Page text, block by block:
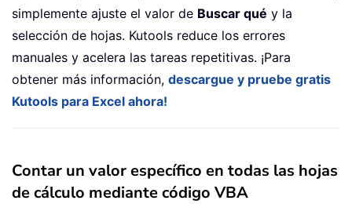
simplemente ajuste el valor de Buscar qué y la
selección de hojas. Kutools reduce los errores
manuales y acelera las tareas repetitivas. ¡Para
obtener más información, descargue y pruebe gratis
Kutools para Excel ahora!
Contar un valor específico en todas las hojas
de cálculo mediante código VBA